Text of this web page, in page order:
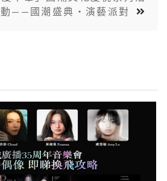
動——國潮盛典‧演藝派對